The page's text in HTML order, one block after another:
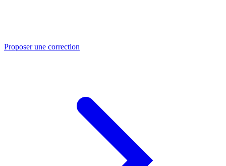
Proposer une correction